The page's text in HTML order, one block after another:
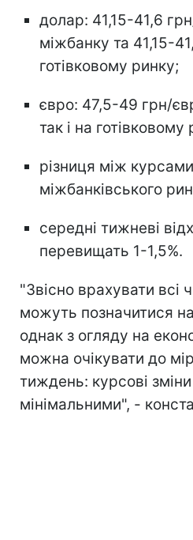
долар: 41,15-41,6
міжбанку та 41,15-
готівковому ринку;
євро: 47,5-49 грн/
так і на готівковому
різниця між курсами
міжбанківського
середні тижневі
перевищать 1-1,5%.
"Звісно врахувати всі
можуть позначитися
однак з огляду на
можна очікувати до
тиждень: курсові
мінімальними", -